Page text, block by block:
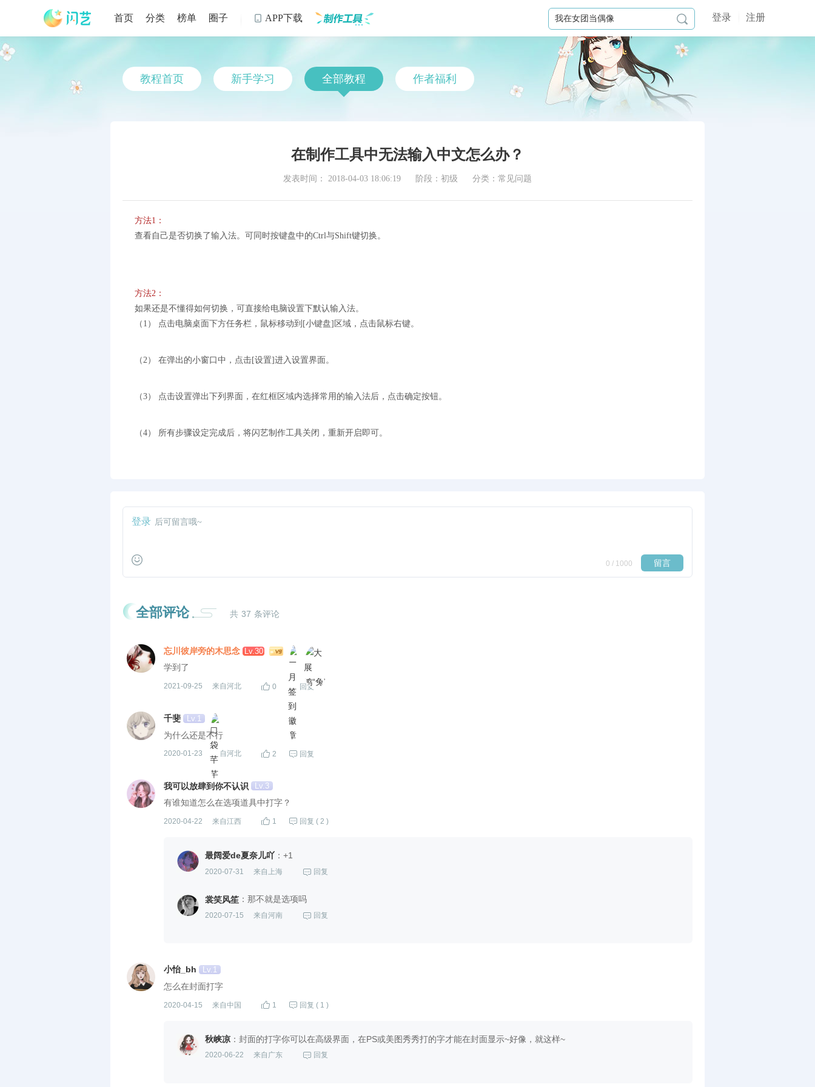
首页 分类 榜单 圈子  APP下载 登录 注册

教程首页 新手学习 全部教程 作者福利
在制作工具中无法输入中文怎么办？
发表时间： 2018-04-03 18:06:19 阶段：初级 分类：常见问题
方法1：
查看自己是否切换了输入法。可同时按键盘中的Ctrl与Shift键切换。
方法2：
如果还是不懂得如何切换，可直接给电脑设置下默认输入法。
（1） 点击电脑桌面下方任务栏，鼠标移动到[小键盘]区域，点击鼠标右键。
（2） 在弹出的小窗口中，点击[设置]进入设置界面。
（3） 点击设置弹出下列界面，在红框区域内选择常用的输入法后，点击确定按钮。
（4） 所有步骤设定完成后，将闪艺制作工具关闭，重新开启即可。